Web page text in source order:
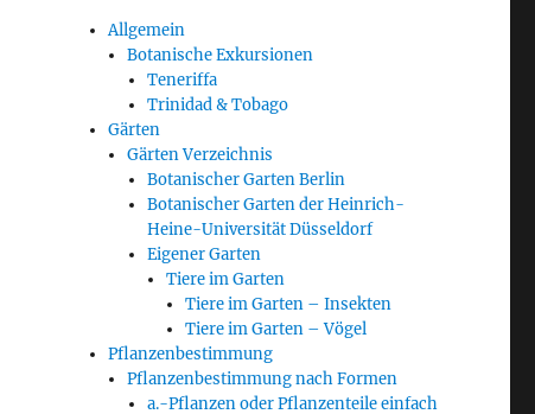
Allgemein
Botanische Exkursionen
Teneriffa
Trinidad & Tobago
Gärten
Gärten Verzeichnis
Botanischer Garten Berlin
Botanischer Garten der Heinrich-
Heine-Universität Düsseldorf
Eigener Garten
Tiere im Garten
Tiere im Garten – Insekten
Tiere im Garten – Vögel
Pflanzenbestimmung
Pflanzenbestimmung nach Formen
a.-Pflanzen oder Pflanzenteile einfach